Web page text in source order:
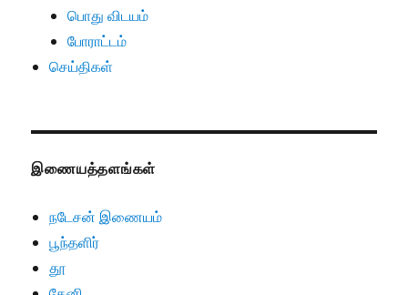
பொது விடயம்
போராட்டம்
செய்திகள்
இணையத்தளங்கள்
நடேசன் இணையம்
பூந்தளிர்
தூ